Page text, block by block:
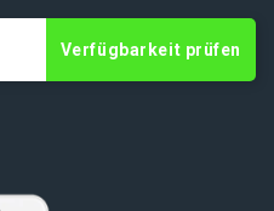
Verfügbarkeit prüfen